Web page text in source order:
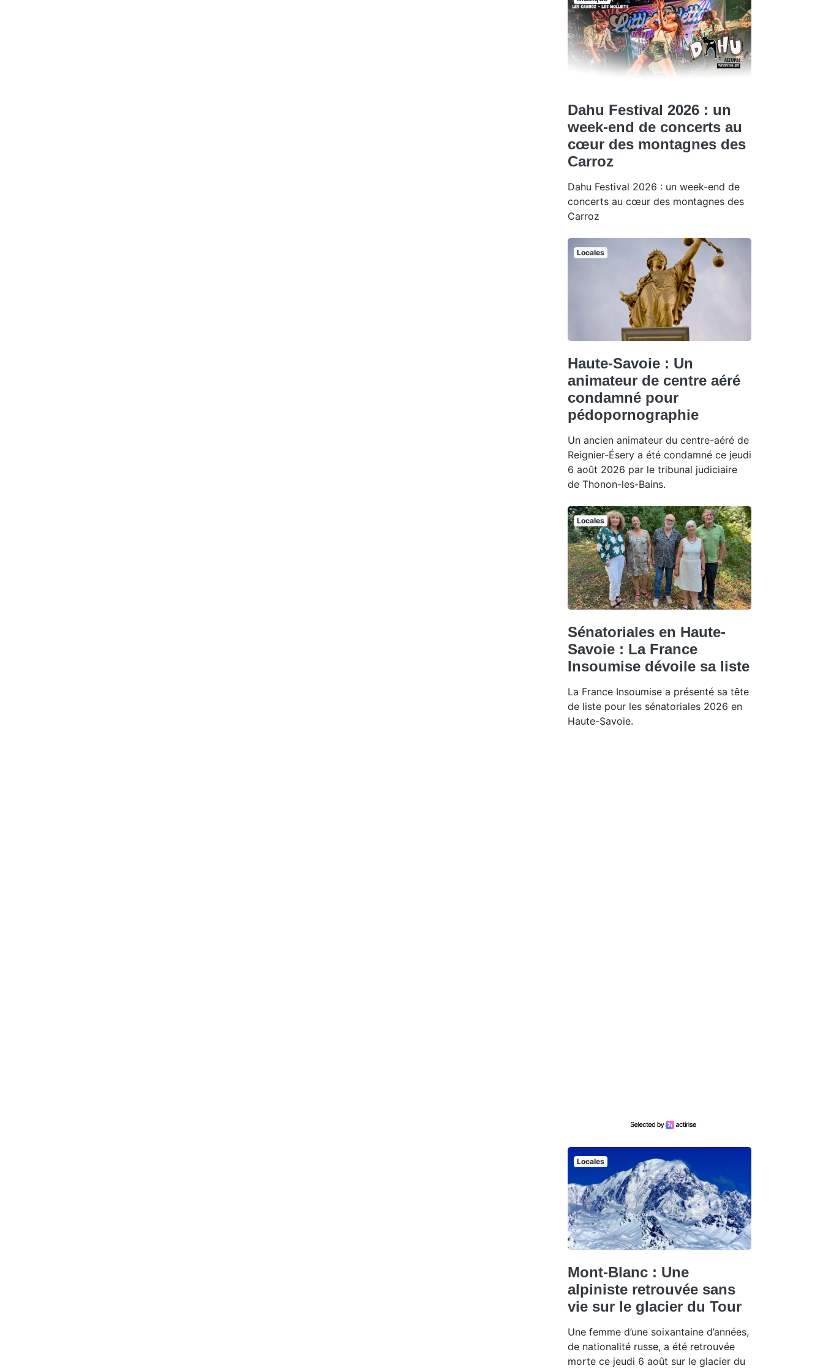
Dahu Festival 2026 : un
week-end de concerts au
cœur des montagnes des
Carroz
Dahu Festival 2026 : un week-end de
concerts au cœur des montagnes des
Carroz
Locales
Haute-Savoie : Un
animateur de centre aéré
condamné pour
pédopornographie
Un ancien animateur du centre-aéré de
Reignier-Ésery a été condamné ce jeudi
6 août 2026 par le tribunal judiciaire
de Thonon-les-Bains.
Locales
Sénatoriales en Haute-
Savoie : La France
Insoumise dévoile sa liste
La France Insoumise a présenté sa tête
de liste pour les sénatoriales 2026 en
Haute-Savoie.
Locales
Mont-Blanc : Une
alpiniste retrouvée sans
vie sur le glacier du Tour
Une femme d’une soixantaine d’années,
de nationalité russe, a été retrouvée
morte ce jeudi 6 août sur le glacier du